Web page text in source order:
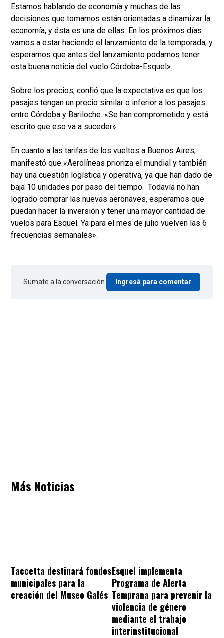
Estamos hablando de economía y muchas de las
decisiones que tomamos están orientadas a dinamizar la
economía, y ésta es una de ellas. En los próximos días
vamos a estar haciendo el lanzamiento de la temporada, y
esperamos que antes del lanzamiento podamos tener
esta buena noticia del vuelo Córdoba-Esquel».
Sobre los precios, confió que la expectativa es que los
pasajes tengan un precio similar o inferior a los pasajes
entre Córdoba y Bariloche. «Se han comprometido y está
escrito que eso va a suceder».
En cuanto a las tarifas de los vueltos a Buenos Aires,
manifestó que «Aerolíneas prioriza el mundial y también
hay una cuestión logística y operativa, ya que han dado de
baja 10 unidades por paso del tiempo. Todavía no han
logrado comprar las nuevas aeronaves, esperamos que
puedan hacer la inversión y tener una mayor cantidad de
vuelos para Esquel. Ya para el mes de julio vuelven las 6
frecuencias semanales».
Sumate a la conversación. Ingresá para comentar
Más Noticias
Taccetta destinará fondos
municipales para la
creación del Museo Galés
Esquel implementa
Programa de Alerta
Temprana para prevenir la
violencia de género
mediante el trabajo
interinstitucional